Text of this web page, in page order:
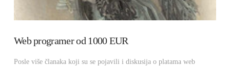
Web programer od 1000 EUR
Posle više članaka koji su se pojavili i diskusija o platama web